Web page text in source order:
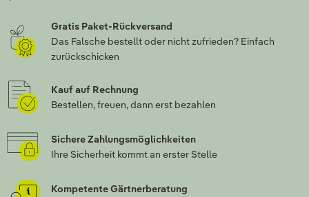
Gratis Paket-Rückversand
Das Falsche bestellt oder nicht zufrieden? Einfach
zurückschicken
Kauf auf Rechnung
Bestellen, freuen, dann erst bezahlen
Sichere Zahlungsmöglichkeiten
Ihre Sicherheit kommt an erster Stelle
Kompetente Gärtnerberatung